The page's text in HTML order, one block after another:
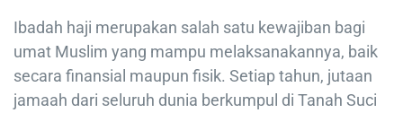
Ibadah haji merupakan salah satu kewajiban bagi
umat Muslim yang mampu melaksanakannya, baik
secara finansial maupun fisik. Setiap tahun, jutaan
jamaah dari seluruh dunia berkumpul di Tanah Suci